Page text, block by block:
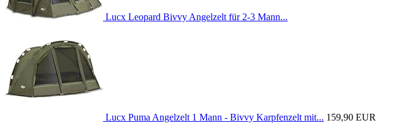
Lucx Leopard Bivvy Angelzelt für 2-3 Mann...
Lucx Puma Angelzelt 1 Mann - Bivvy Karpfenzelt mit... 159,90 EUR